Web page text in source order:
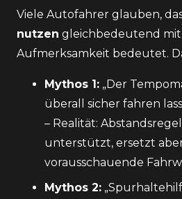
Viele Autofahrer glauben,
nutzen gleichbedeutend
Aufmerksamkeit bedeutet.
Mythos 1: „Der
überall sicher fahren
– Realität:
unterstützt, ersetzt
vorausschauende
Mythos 2: